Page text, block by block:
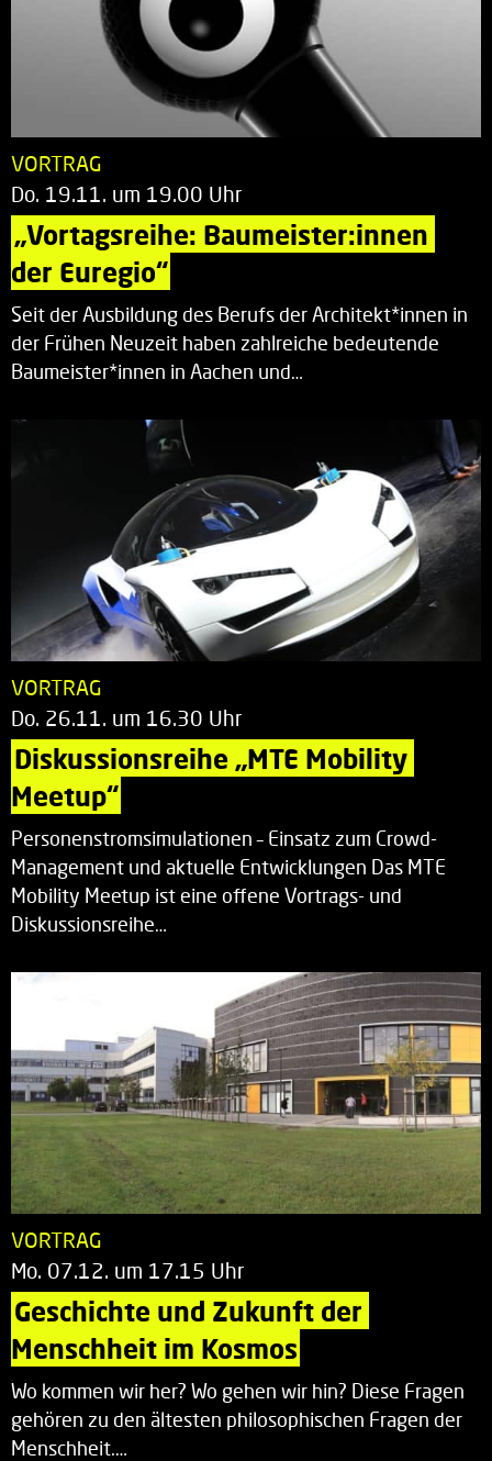
VORTRAG
Do. 19.11. um 19.00 Uhr
„Vortagsreihe: Baumeister:innen
der Euregio“
Seit der Ausbildung des Berufs der Architekt*innen in
der Frühen Neuzeit haben zahlreiche bedeutende
Baumeister*innen in Aachen und…
VORTRAG
Do. 26.11. um 16.30 Uhr
Diskussionsreihe „MTE Mobility
Meetup“
Personenstromsimulationen – Einsatz zum Crowd-
Management und aktuelle Entwicklungen Das MTE
Mobility Meetup ist eine offene Vortrags- und
Diskussionsreihe…
VORTRAG
Mo. 07.12. um 17.15 Uhr
Geschichte und Zukunft der
Menschheit im Kosmos
Wo kommen wir her? Wo gehen wir hin? Diese Fragen
gehören zu den ältesten philosophischen Fragen der
Menschheit.…